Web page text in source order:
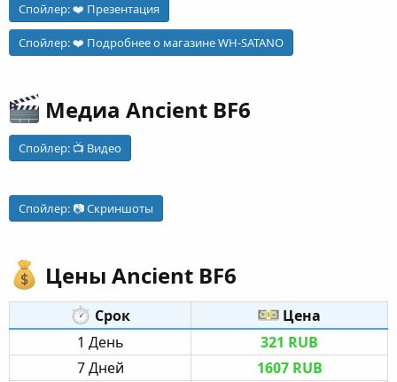
Спойлер:❤️ Презентация
Спойлер:❤️ Подробнее о магазине WH-SATANO
Медиа Ancient BF6​
Спойлер: 📺 Видео
Спойлер: 📷 Скриншоты
Цены Ancient BF6​
Срок​
Цена​
1 День​
321 RUB
7 Дней​
1607 RUB